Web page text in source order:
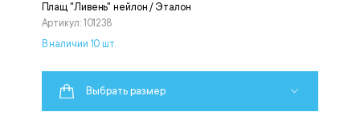
Плащ "Ливень" нейлон / Эталон
Артикул: 101238
В наличии 10 шт.
Выбрать размер